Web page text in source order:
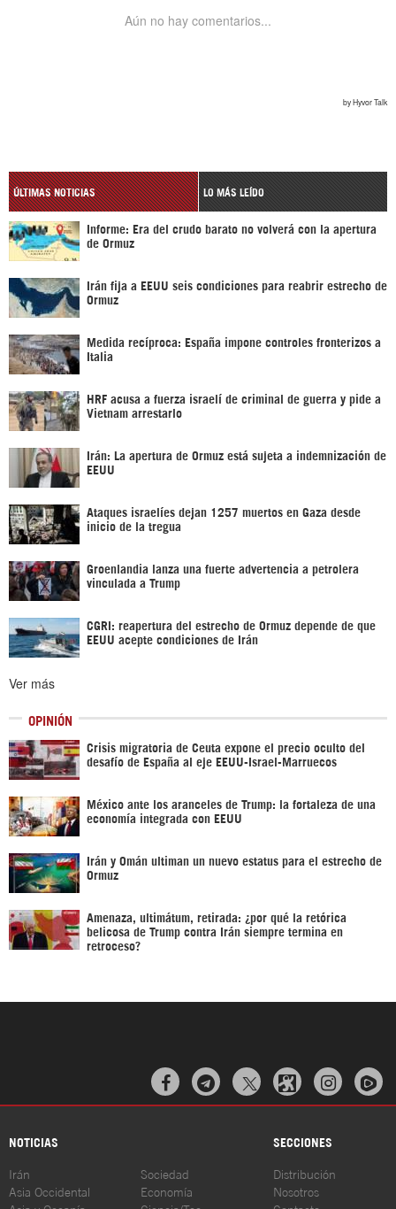
ÚLTIMAS NOTICIAS LO MÁS LEÍDO
Informe: Era del crudo barato no volverá con la apertura
de Ormuz
Irán fija a EEUU seis condiciones para reabrir estrecho de
Ormuz
Medida recíproca: España impone controles fronterizos a
Italia
HRF acusa a fuerza israelí de criminal de guerra y pide a
Vietnam arrestarlo
Irán: La apertura de Ormuz está sujeta a indemnización de
EEUU
Ataques israelíes dejan 1257 muertos en Gaza desde
inicio de la tregua
Groenlandia lanza una fuerte advertencia a petrolera
vinculada a Trump
CGRI: reapertura del estrecho de Ormuz depende de que
EEUU acepte condiciones de Irán
Ver más
OPINIÓN
Crisis migratoria de Ceuta expone el precio oculto del
desafío de España al eje EEUU-Israel-Marruecos
México ante los aranceles de Trump: la fortaleza de una
economía integrada con EEUU
Irán y Omán ultiman un nuevo estatus para el estrecho de
Ormuz
Amenaza, ultimátum, retirada: ¿por qué la retórica
belicosa de Trump contra Irán siempre termina en
retroceso?
  
NOTICIAS SECCIONES
Irán
Asia Occidental
Sociedad
Economía
Distribución
Nosotros